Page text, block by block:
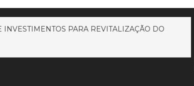
INVESTIMENTOS PARA REVITALIZAÇÃO DO